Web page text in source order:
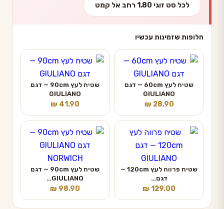
לכל סט זוגי 1.80 רחב אל קמט
חלופות שזמינות עכשיו
שטיח לעץ 60cm — דגם
GIULIANO
₪ 28.90
שטיח לעץ 90cm — דגם
GIULIANO
₪ 41.90
שטיח פרווה לעץ 120cm —
דגם…
₪ 129.00
שטיח לעץ 90cm — דגם
GIULIANO…
₪ 98.90